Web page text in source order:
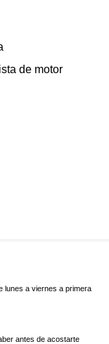
de motor
lunes a viernes a primera
antes de acostarte